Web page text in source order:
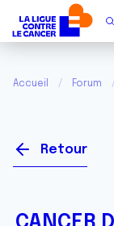
Accueil Forum
Retour